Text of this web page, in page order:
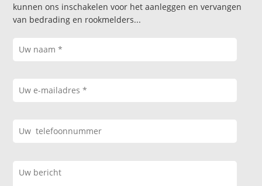
kunnen ons inschakelen voor het aanleggen en vervangen
van bedrading en rookmelders...